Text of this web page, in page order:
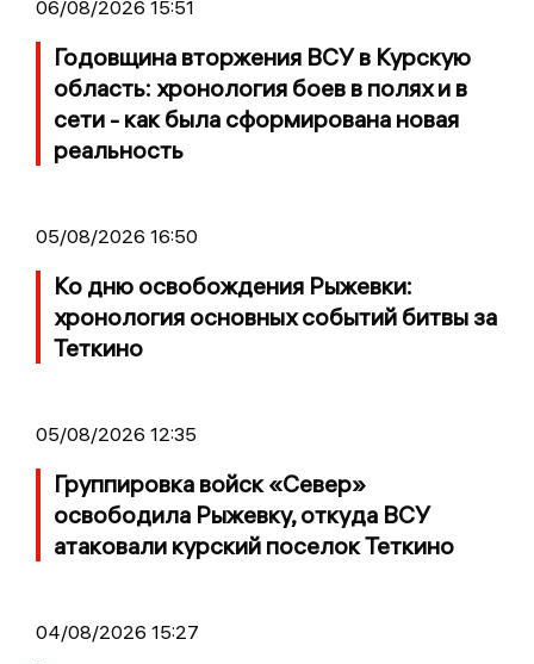
06/08/2026 15:51
Годовщина вторжения ВСУ в Курскую
область: хронология боев в полях и в
сети - как была сформирована новая
реальность
05/08/2026 16:50
Ко дню освобождения Рыжевки:
хронология основных событий битвы за
Теткино
05/08/2026 12:35
Группировка войск «Север»
освободила Рыжевку, откуда ВСУ
атаковали курский поселок Теткино
04/08/2026 15:27